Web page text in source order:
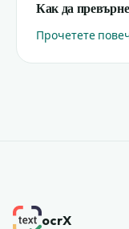
Как да
Прочетете
ocrX